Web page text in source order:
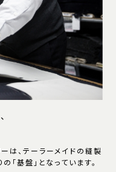
は、テーラーメイドの縫製
「基盤」となっています。